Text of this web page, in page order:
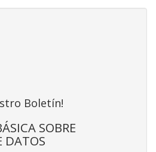
Boletín!
SOBRE
DATOS